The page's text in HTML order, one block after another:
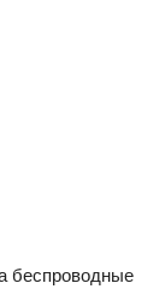
беспроводные